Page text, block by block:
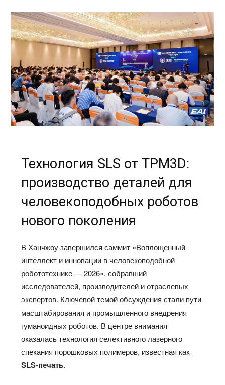
Технология SLS от TPM3D:
производство деталей для
человекоподобных роботов
нового поколения
В Ханчжоу завершился саммит «Воплощенный
интеллект и инновации в человекоподобной
робототехнике — 2026», собравший
исследователей, производителей и отраслевых
экспертов. Ключевой темой обсуждения стали пути
масштабирования и промышленного внедрения
гуманоидных роботов. В центре внимания
оказалась технология селективного лазерного
спекания порошковых полимеров, известная как
SLS-печать.